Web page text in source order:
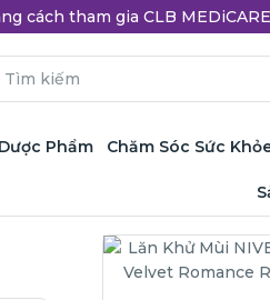
cách tham gia CLB
Dược Phẩm Chăm Sóc Sức